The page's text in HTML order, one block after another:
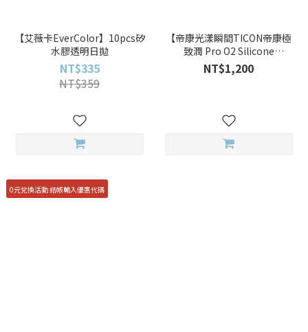
【艾薇卡EverColor】10pcs矽
水膠透明日拋
NT$335
NT$359
【帝康光漾瞬間TICON帝康極
致潤 Pro O2 Silicone
Hydrogel(三十片
裝)THEMOMENT】30pcs優沛
NT$1,200
0元兌換活動 結帳輸入優惠代碼